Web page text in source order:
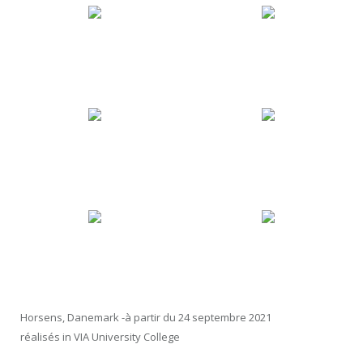
Horsens, Danemark -à partir du 24 septembre 2021
réalisés in VIA University College